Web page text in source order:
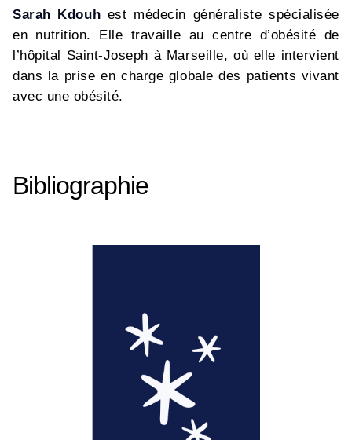
Sarah Kdouh est médecin généraliste spécialisée
en nutrition. Elle travaille au centre d’obésité de
l’hôpital Saint-Joseph à Marseille, où elle intervient
dans la prise en charge globale des patients vivant
avec une obésité.
Bibliographie